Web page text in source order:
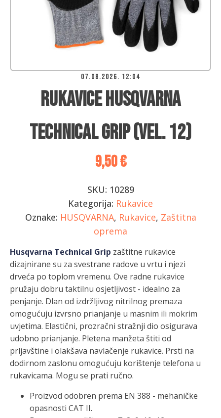
07.08.2026. 12:04
Rukavice Husqvarna
Technical Grip (vel. 12)
9,50€
SKU: 10289
Kategorija: Rukavice
Oznake: HUSQVARNA, Rukavice, Zaštitna
oprema
Husqvarna Technical Grip zaštitne rukavice
dizajnirane su za svestrane radove u vrtu i njezi
drveća po toplom vremenu. Ove radne rukavice
pružaju dobru taktilnu osjetljivost - idealno za
penjanje. Dlan od izdržljivog nitrilnog premaza
omogućuju izvrsno prianjanje u masnim ili mokrim
uvjetima. Elastični, prozračni stražnji dio osigurava
udobno prianjanje. Pletena manžeta štiti od
prljavštine i olakšava navlačenje rukavice. Prsti na
dodirnom zaslonu omogućuju korištenje telefona u
rukavicama. Mogu se prati ručno.
Proizvod odobren prema EN 388 - mehaničke
opasnosti CAT II.